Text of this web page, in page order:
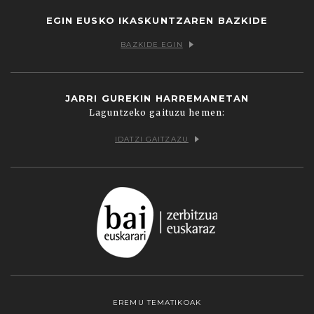
EGIN EUSKO IKASKUNTZAREN BAZKIDE
BAZKIDE EGIN
JARRI GUREKIN HARREMANETAN
Laguntzeko gaituzu hemen:
IDATZI GAITZAZU
EREMU TEMATIKOAK